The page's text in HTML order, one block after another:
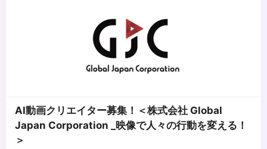
・自らのパフォーマンス最大化のために努力できる方
・向学心が高く、最新の手法を感度高くキャッチして実務に反映す
・セルフモチベーターであること
・自身の将来のキャリアビジョンを持っている方
・制作チームだけでなく、セールス、マーケ、テックなど様々な部
署のメンバーと協業し
大きな成果をあげることに関心のある方
AI動画クリエイター募集！＜株式会社 Global
Japan Corporation _映像で人々の行動を変える！
＞